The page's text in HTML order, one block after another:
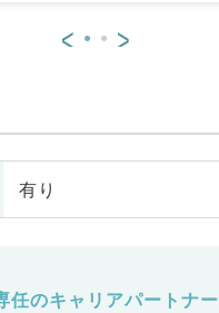
< >
有り
任のキャリアパートナー